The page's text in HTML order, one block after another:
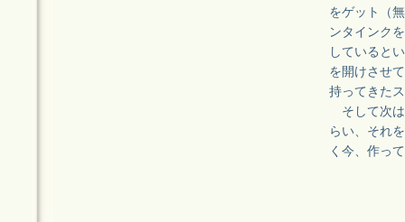
をゲット（
ンタインク
していると
を開けさせ
持ってきた
そして次は
らい、それ
く今、作っ